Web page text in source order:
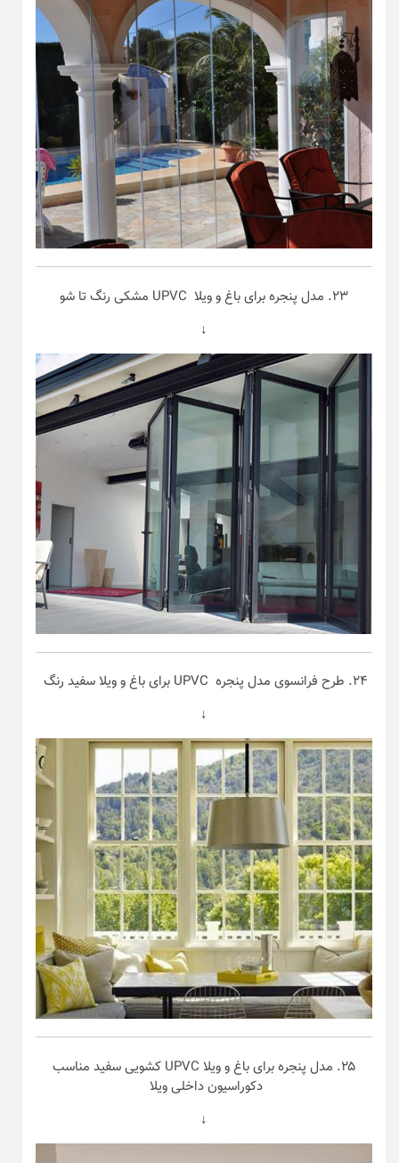
۲۳. مدل پنجره برای باغ و ویلا UPVC مشکی رنگ تا شو
↓
۲۴. طرح فرانسوی مدل پنجره UPVC برای باغ و ویلا سفید رنگ
↓
۲۵. مدل پنجره برای باغ و ویلا UPVC کشویی سفید مناسب
دکوراسیون داخلی ویلا
↓